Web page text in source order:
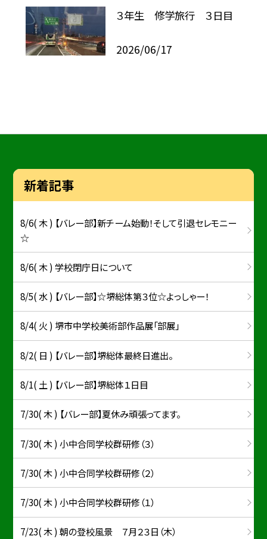
３年生 修学旅行 ３日目
2026/06/17
新着記事
8/6( 木 ) 【バレー部】新チーム始動！そして引退セレモニー
☆
8/6( 木 ) 学校閉庁日について
8/5( 水 ) 【バレー部】☆堺総体第３位☆よっしゃー！
8/4( 火 ) 堺市中学校美術部作品展「部展」
8/2( 日 ) 【バレー部】堺総体最終日進出。
8/1( 土 ) 【バレー部】堺総体１日目
7/30( 木 ) 【バレー部】夏休み頑張ってます。
7/30( 木 ) 小中合同学校群研修（３）
7/30( 木 ) 小中合同学校群研修（２）
7/30( 木 ) 小中合同学校群研修（１）
7/23( 木 ) 朝の登校風景 ７月２３日（木）